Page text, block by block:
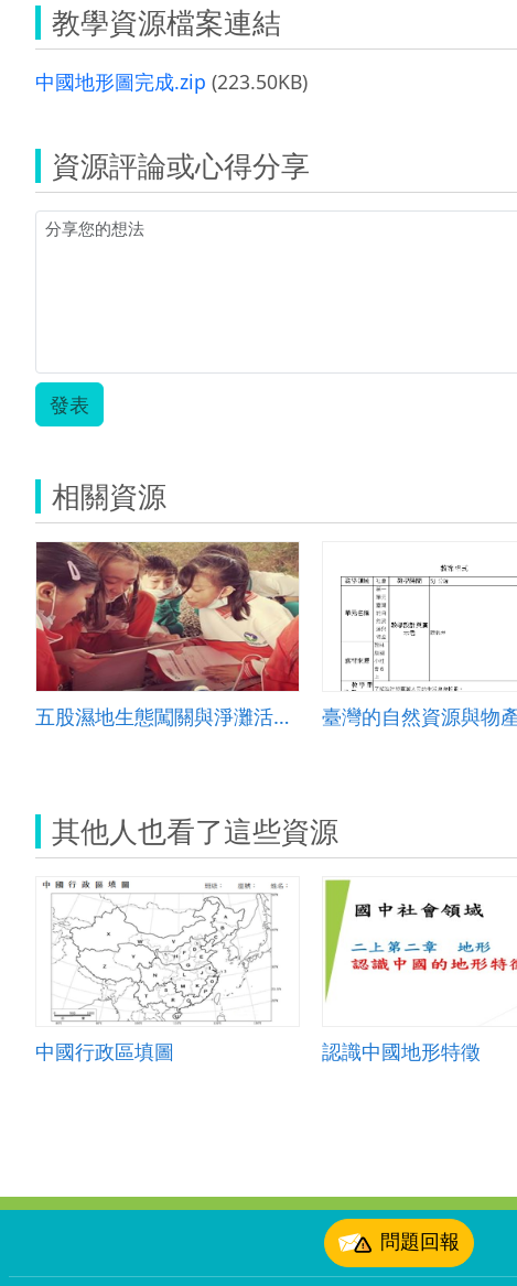
教學資源檔案連結
中國地形圖完成.zip (223.50KB)
資源評論或心得分享
發表
相關資源
五股濕地生態闖關與淨灘活動課程教案 臺灣的自然資源與物
其他人也看了這些資源
中國行政區填圖 認識中國地形特徵
問題回報